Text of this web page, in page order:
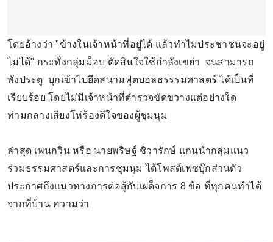
โดยอ้างว่า "ข้างในเจ้าหน้าที่อยู่ได้ แล้วทำไมประชาชนจะอยู่
ไม่ได้" กระทั่งกลุ่มม็อบ ตัดสินใจใช้กำลังเขย่า จนสามารถ
พังประตู บุกเข้าไปยึดสนามฟุตบอลธรรรมศาสตร์ ได้เป็นที่
เรียบร้อย โดยไม่มีเจ้าหน้าที่ตำรวจขัดขวางแต่อย่างใด
ท่ามกลางเสียงโห่ร้องดีใจของผู้ชุมนุม
ล่าสุด เพนกวิน หรือ นายพริษฐ์ ชิวารักษ์ แกนนำกลุ่มแนว
ร่วมธรรมศาสตร์และการชุมนุม ได้โพสต์เฟซบุ๊กส่วนตัว
ประกาศถึงแนวทางการต่อสู้กับเผด็จการ 8 ข้อ ที่ทุกคนทำได้
จากที่บ้าน ความว่า